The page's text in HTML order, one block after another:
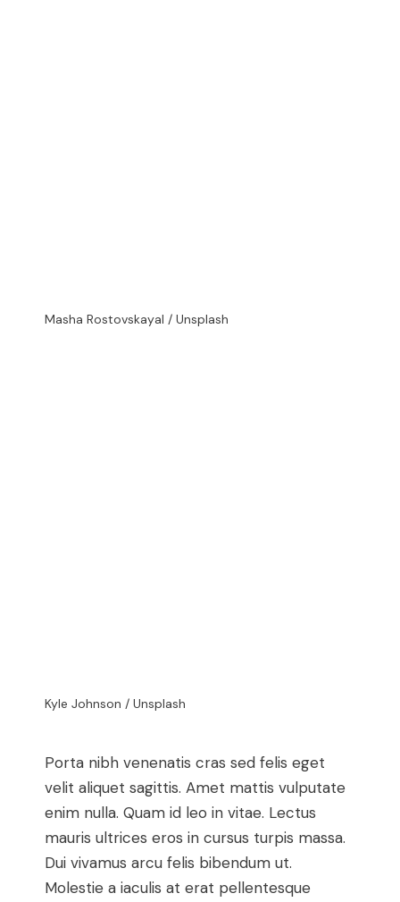
Masha Rostovskayal / Unsplash
Kyle Johnson / Unsplash
Porta nibh venenatis cras sed felis eget
velit aliquet sagittis. Amet mattis vulputate
enim nulla. Quam id leo in vitae. Lectus
mauris ultrices eros in cursus turpis massa.
Dui vivamus arcu felis bibendum ut.
Molestie a iaculis at erat pellentesque